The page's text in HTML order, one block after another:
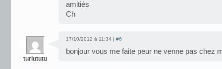
amitiés
Ch
turlututu
17/10/2012 à 11:34 | #6
bonjour vous me faite peur ne venne pas chez